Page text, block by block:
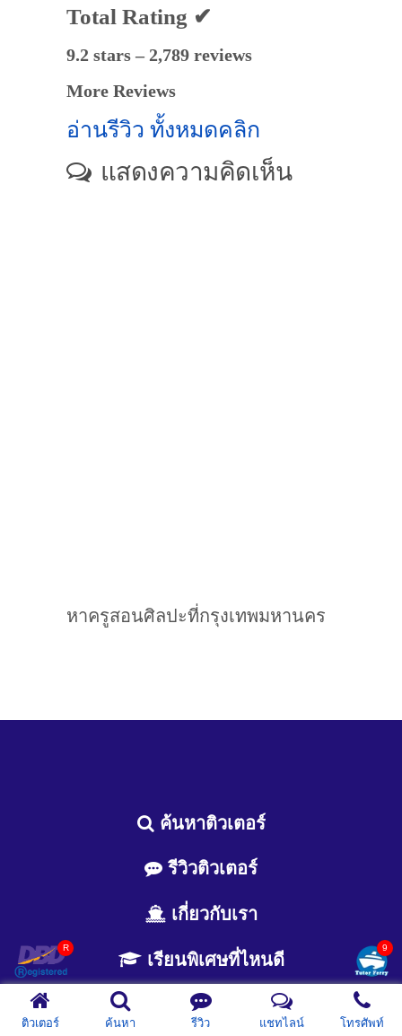
Total Rating ✔
9.2 stars – 2,789 reviews
More Reviews
อ่านรีวิว ทั้งหมดคลิก
แสดงความคิดเห็น
หาครูสอนศิลปะที่กรุงเทพมหานคร
ค้นหาติวเตอร์
รีวิวติวเตอร์
เกี่ยวกับเรา
เรียนพิเศษที่ไหนดี
Test News Download
ติวเตอร์ ค้นหา รีวิว แชทไลน์ โทรศัพท์